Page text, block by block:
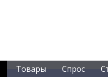
Товары Спрос